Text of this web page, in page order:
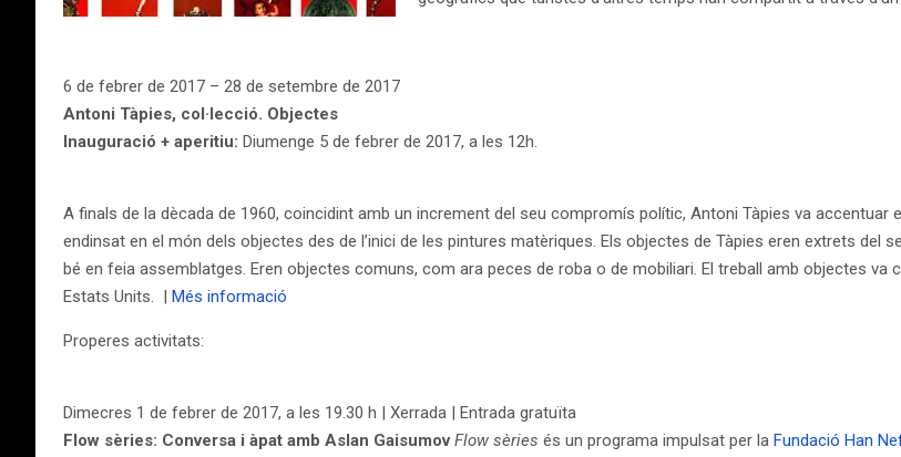
6 de febrer de 2017 – 28 de setembre de 2017
Antoni Tàpies, col·lecció. Objectes
Inauguració + aperitiu: Diumenge 5 de febrer de 2017, a les 12h.
A finals de la dècada de 1960, coincidint amb un increment del seu compromís polític, Antoni Tàpies va accentuar
endinsat en el món dels objectes des de l’inici de les pintures matèriques. Els objectes de Tàpies eren extrets del
bé en feia assemblatges. Eren objectes comuns, com ara peces de roba o de mobiliari. El treball amb objectes va
Estats Units. | Més informació
Properes activitats:
Dimecres 1 de febrer de 2017, a les 19.30 h | Xerrada | Entrada gratuïta
Flow sèries: Conversa i àpat amb Aslan GaisumovFlow sèries és un programa impulsat per la Fundació Han